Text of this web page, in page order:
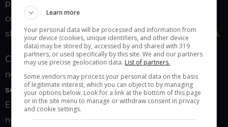
proprio Pokémon è andato al tappeto. Celebi EX ha
comunque 130 PS, quindi non verrebbe one-
shottato, ma 100 danni non sono affatto indifferenti.
Certo, la difficoltà sta nel trovare tutte le carte
necessarie a creare il deck, infatti nel nostro caso
son volute circa 45 bustineper ottenere i 2 Celebi
EX necessari a costruire il mazzo, ma per fortuna le
nuove lotte contro la CPU garantisconotante
Learn more
Your personal data will be processed and information from
your device (cookies, unique identifiers, and other device
data) may be stored by, accessed by and shared with 319
partners, or used specifically by this site. We and our partners
may use precise geolocation data. List of partners.
Some vendors may process your personal data on the basis
of legitimate interest, which you can object to by managing
your options below. Look for a link at the bottom of this page
or in the site menu to manage or withdraw consent in privacy
and cookie settings.